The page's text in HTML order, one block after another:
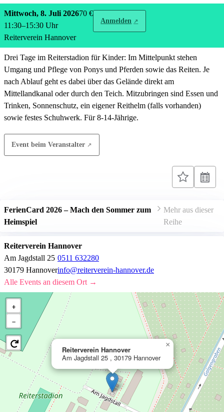
Mittwoch, 8. Juli 2026
11:30–15:30 Uhr
Reiterverein Hannover
70 €
Anmelden
Drei Tage im Reiterstadion für Kinder: Im Mittelpunkt stehen
Umgang und Pflege von Ponys und Pferden sowie das Reiten. Je
nach Ablauf geht es dabei über das Gelände direkt am
Mittellandkanal oder durch den Teich. Mitzubringen sind Essen und
Trinken, Sonnenschutz, ein eigener Reithelm (falls vorhanden)
sowie festes Schuhwerk. Für 8-14-Jährige.
Event beim Veranstalter
FerienCard 2026 – Mach den Sommer zum
Heimspiel
Mehr aus dieser
Reihe
Reiterverein Hannover
Am Jagdstall 25
30179 Hannover
0511 632280
info@reiterverein-hannover.de
Alle Events an diesem Ort →
Reiterverein Hannover
Am Jagdstall 25 , 30179 Hannover
×
+
−